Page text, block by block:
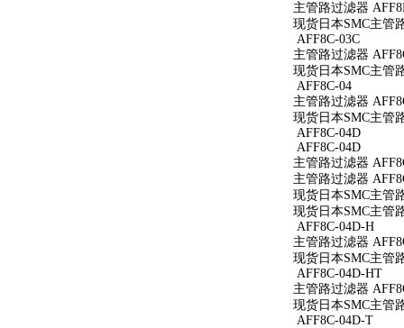
主管路过滤器
现货日本SMC主管
AFF8C-03C
主管路过滤器
现货日本SMC主管
AFF8C-04
主管路过滤器
现货日本SMC主管
AFF8C-04D
AFF8C-04D
主管路过滤器
主管路过滤器
现货日本SMC主管
现货日本SMC主管
AFF8C-04D-H
主管路过滤器
现货日本SMC主管
AFF8C-04D-HT
主管路过滤器
现货日本SMC主管
AFF8C-04D-T